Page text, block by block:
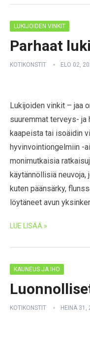
LUKIJOIDEN VINKIT
Parhaat
KOTIKONSTIT ELO 02,
Lukijoiden vinkit – jaa
suuremmat terveys-
kaapeista tai isoäidin
hyvinvointiongelmiin -
monimutkaisia
käytännöllisiä neuvoja,
kuten päänsärky,
löytäneet avun
LUE LISÄÄ »
KAUNEUS JA IHO
KOTIKONSTIT HEINÄ 31,